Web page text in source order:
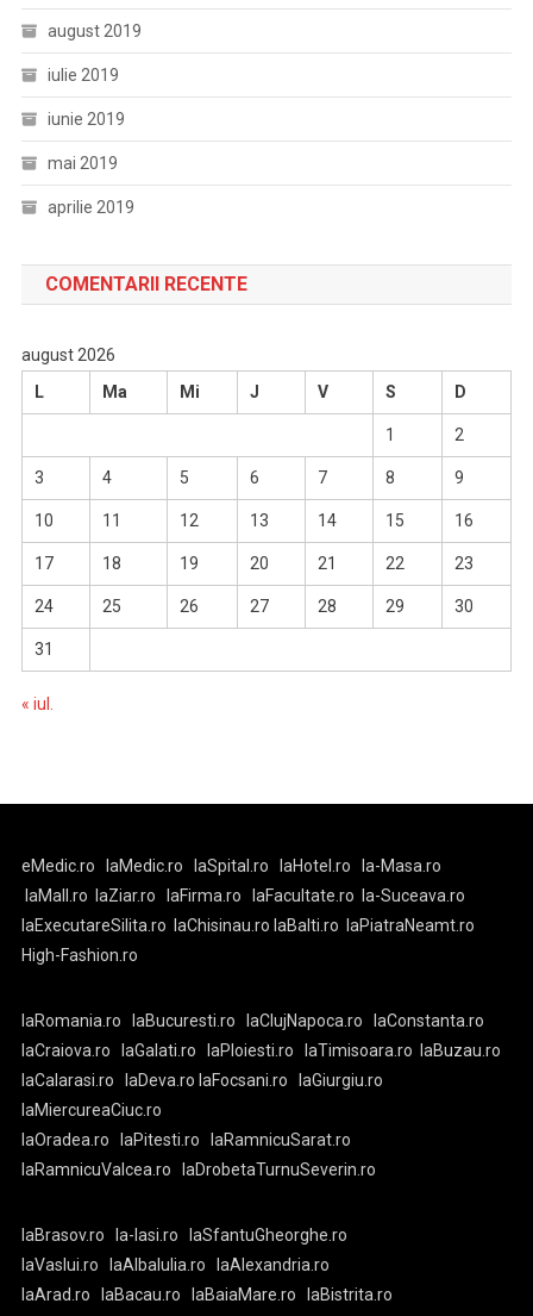
august 2019
iulie 2019
iunie 2019
mai 2019
aprilie 2019
COMENTARII RECENTE
august 2026
L
Ma Mi J V S D
1 2
3 4 5 6 7 8 9
10 11 12 13 14 15 16
17 18 19 20 21 22 23
24 25 26 27 28 29 30
31
« iul.
eMedic.ro laMedic.ro laSpital.ro laHotel.ro
la-Masa.ro
laMall.ro
laZiar.ro laFirma.ro laFacultate.ro
la-Suceava.ro
laExecutareSilita.ro
laChisinau.ro laBalti.ro
laPiatraNeamt.ro
High-Fashion.ro
laRomania.ro laBucuresti.ro laClujNapoca.ro
laConstanta.ro
laCraiova.ro
laGalati.ro laPloiesti.ro laTimisoara.ro
laBuzau.ro
laCalarasi.ro
laDeva.ro laFocsani.ro
laGiurgiu.ro
laMiercureaCiuc.ro
laOradea.ro
laPitesti.ro
laRamnicuSarat.ro
laRamnicuValcea.ro
laDrobetaTurnuSeverin.ro
laBrasov.ro la-Iasi.ro
laSfantuGheorghe.ro
laVaslui.ro
laAlbaIulia.ro
laAlexandria.ro
laArad.ro
laBacau.ro laBaiaMare.ro
laBistrita.ro